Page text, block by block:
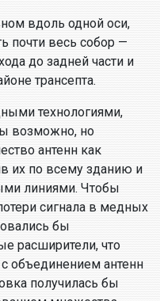
вдоль одной оси,
почти весь собор —
до задней части и
трансепта.
технологиями,
возможно, но
антенн как
их по всему зданию и
линиями. Чтобы
сигнала в медных
бы
расширители, что
объединением антенн
получилась бы